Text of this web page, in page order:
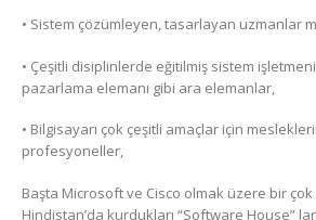
• Sistem çözümleyen, tasarlayan uzmanlar
• Çeşitli disiplinlerde eğitilmiş sistem
pazarlama elemanı gibi ara elemanlar,
• Bilgisayarı çok çeşitli amaçlar için
profesyoneller,
Başta Microsoft ve Cisco olmak üzere bir
Hindistan’da kurdukları “Software House”